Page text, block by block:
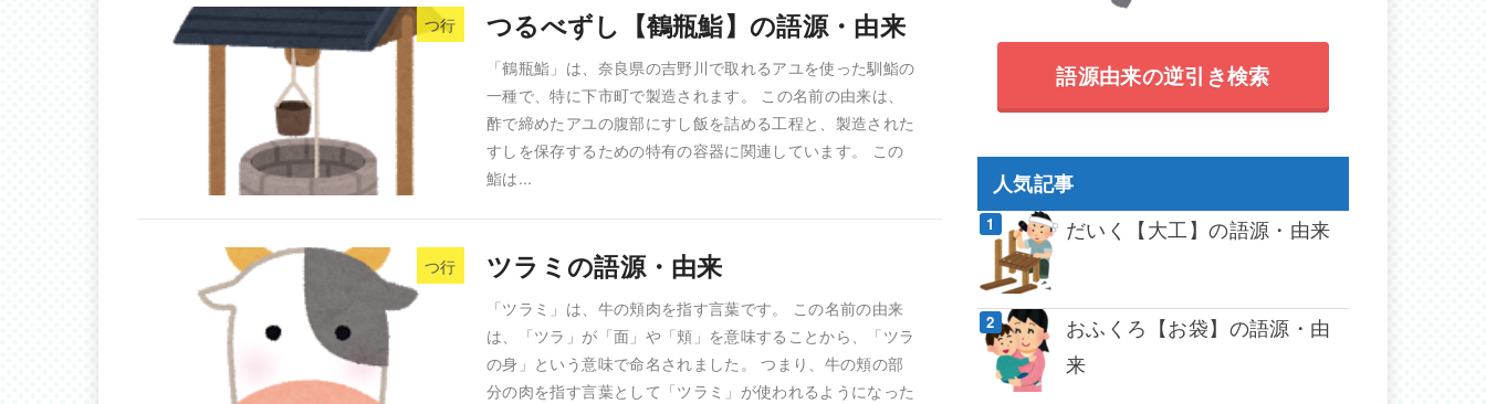
つ行 つるべずし【鶴瓶鮨】の語源・由来
「鶴瓶鮨」は、奈良県の吉野川で取れるアユを使った馴鮨の
一種で、特に下市町で製造されます。 この名前の由来は、
酢で締めたアユの腹部にすし飯を詰める工程と、製造された
すしを保存するための特有の容器に関連しています。 この
鮨は...
つ行 ツラミの語源・由来
「ツラミ」は、牛の頬肉を指す言葉です。 この名前の由来
は、「ツラ」が「面」や「頬」を意味することから、「ツラ
の身」という意味で命名されました。 つまり、牛の頬の部
分の肉を指す言葉として「ツラミ」が使われるようになった
語源由来の逆引き検索
人気記事
だいく【大工】の語源・由来
おふくろ【お袋】の語源・由
来